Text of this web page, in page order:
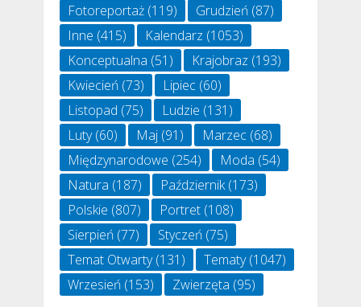
Fotoreportaż(119) Grudzień(87)
Inne (415) Kalendarz (1053)
Konceptualna (51) Krajobraz (193)
Kwiecień(73) Lipiec(60)
Listopad (75) Ludzie (131)
Luty(60) Maj(91) Marzec(68)
Międzynarodowe (254) Moda (54)
Natura (187) Październik(173)
Polskie (807) Portret(108)
Sierpień(77) Styczeń(75)
Temat Otwarty(131) Tematy(1047)
Wrzesień(153) Zwierzęta (95)